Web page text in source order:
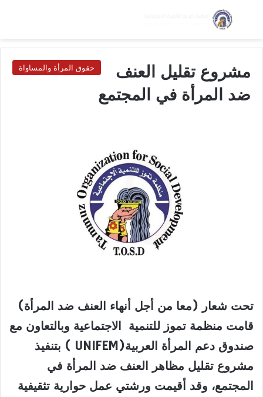
بحث عن
حقوق المرأة والمساواة
مشروع تقليل العنف
ضد المرأة في المجتمع
تحت شعار (معا من أجل أنهاء العنف ضد المرأة)
قامت منظمة تموز للتنمية الاجتماعية وبالتعاون مع
صندوق دعم المرأة العربية(UNIFEM )
بتنفيذ
مشروع تقليل مظاهر العنف ضد المرأة في
المجتمع، وقد أقيمت ورشتي عمل حوارية تثقيفية